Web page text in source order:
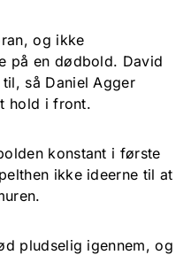
og ikke
på en dødbold. David
så Daniel Agger
hold i front.
konstant i første
ikke ideerne til at
pludselig igennem, og